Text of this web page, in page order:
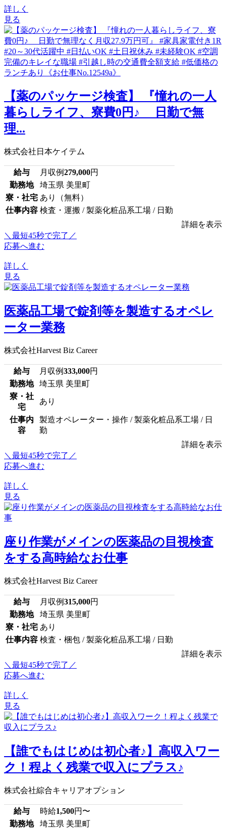
詳しく
見る
【薬のパッケージ検査】 『憧れの一人
暮らしライフ、寮費0円♪ 日勤で無
理...
株式会社日本ケイテム
給与 月収例279,000円
勤務地
埼玉県 美里町
寮・社宅 あり（無料）
仕事内容 検査・運搬 / 製薬化粧品系工場 / 日勤
詳細を表示
＼最短45秒で完了／
応募へ進む
詳しく
見る
医薬品工場で錠剤等を製造するオペレ
ーター業務
株式会社Harvest Biz Career
給与 月収例333,000円
勤務地
埼玉県 美里町
寮・社
宅
あり
仕事内
容
製造オペレーター・操作 / 製薬化粧品系工場 / 日
勤
詳細を表示
＼最短45秒で完了／
応募へ進む
詳しく
見る
座り作業がメインの医薬品の目視検査
をする高時給なお仕事
株式会社Harvest Biz Career
給与 月収例315,000円
勤務地
埼玉県 美里町
寮・社宅 あり
仕事内容 検査・梱包 / 製薬化粧品系工場 / 日勤
詳細を表示
＼最短45秒で完了／
応募へ進む
詳しく
見る
【誰でもはじめは初心者♪】高収入ワー
ク！程よく残業で収入にプラス♪
株式会社綜合キャリアオプション
給与 時給1,500円〜
勤務地
埼玉県 美里町